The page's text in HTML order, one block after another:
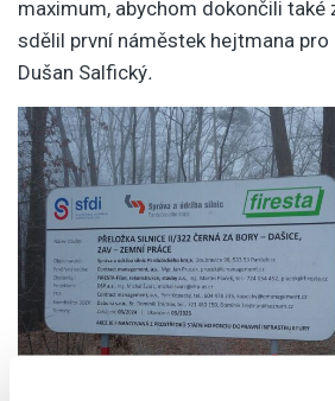
maximum, abychom dokončili také
sdělil první náměstek hejtmana
Dušan Salfický.